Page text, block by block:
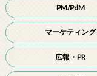
PM/PdM
マーケティング
広報・PR